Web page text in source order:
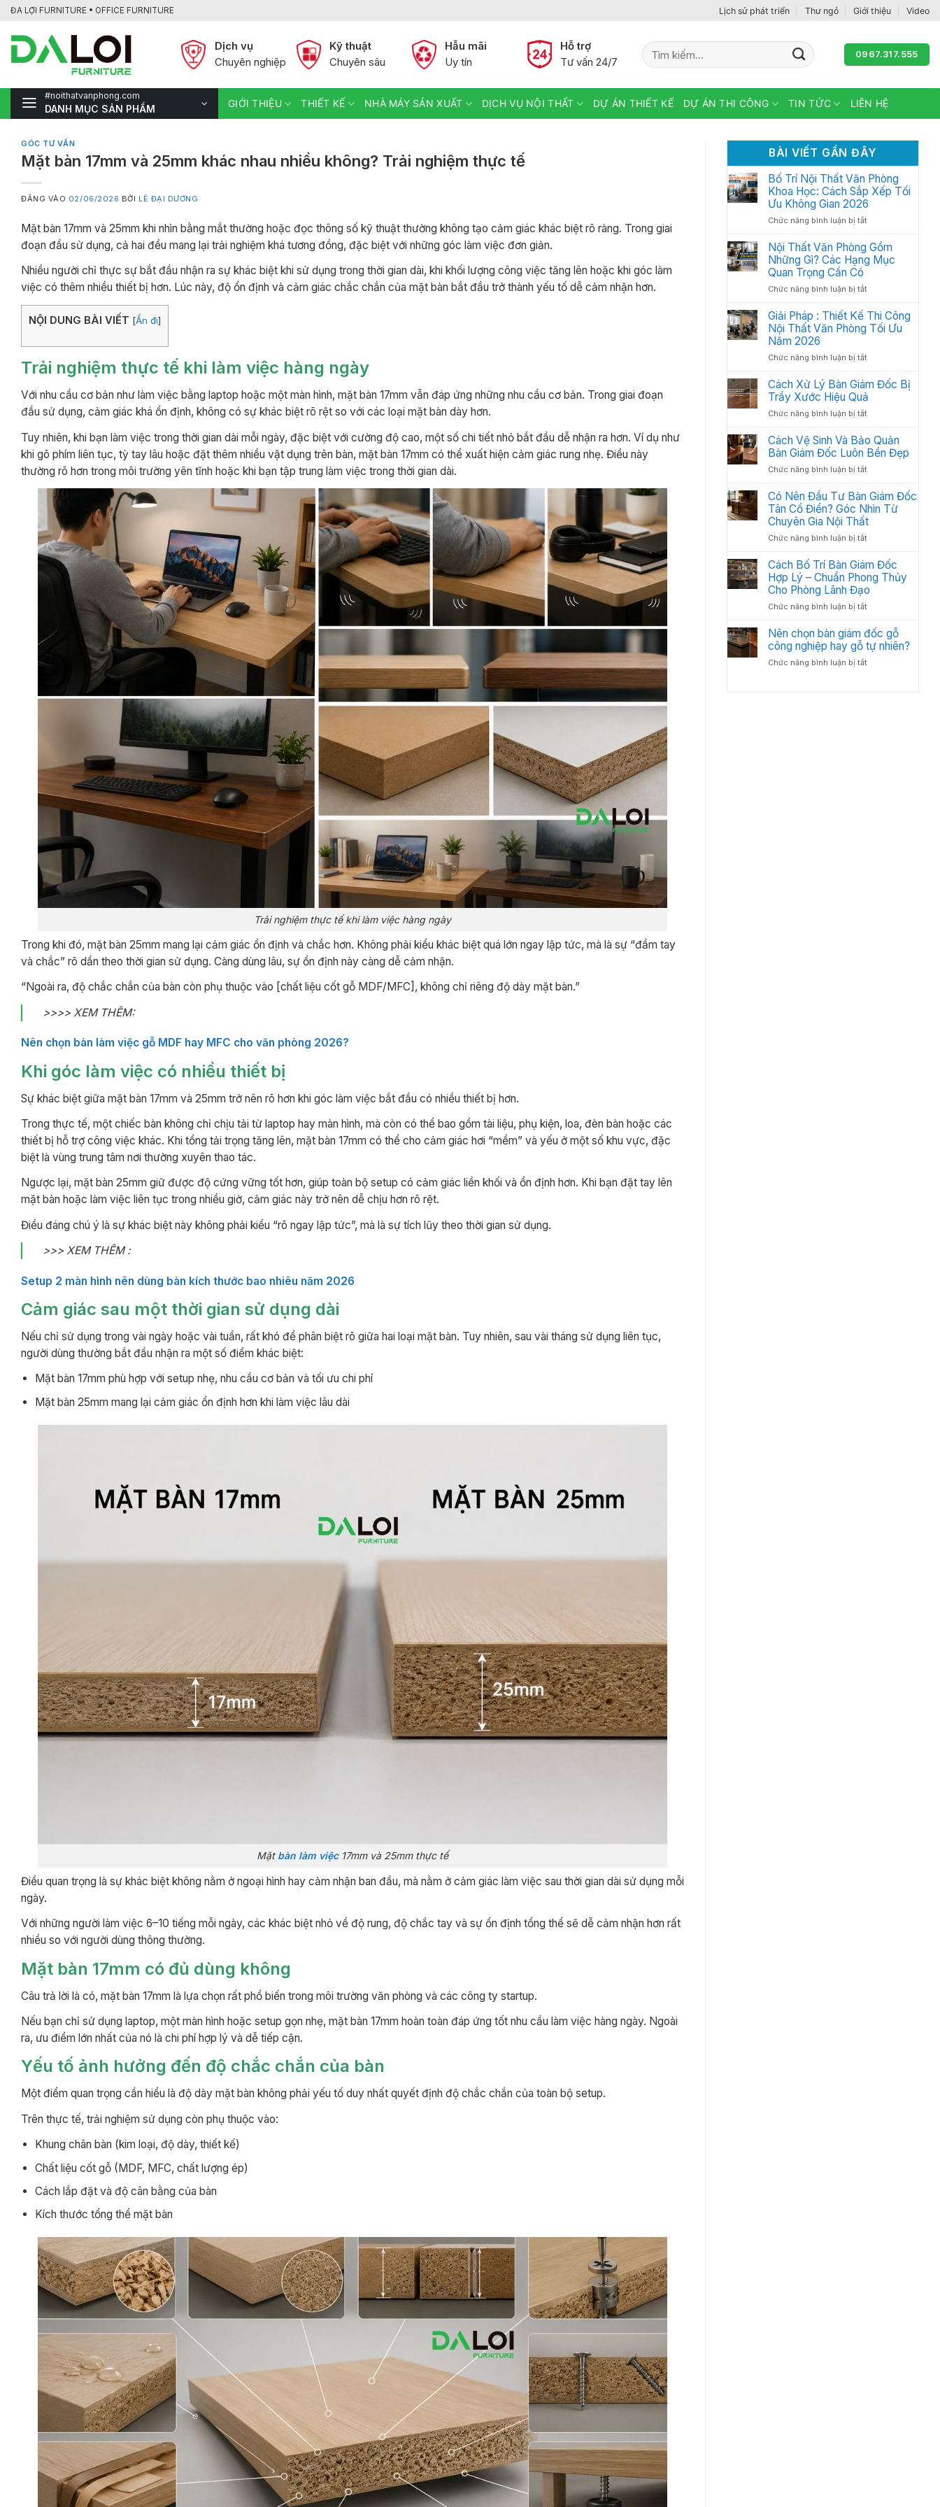
Bỏ
nội
dung
ĐA LỢI FURNITURE • OFFICE FURNITURE Lịch sử phát triển Thư ngỏ Giới thiệu Video
Dịch vụ
Chuyên nghiệp
Kỹ thuật
Chuyên sâu
Hẫu mãi
Uy tín
Hỗ trợ
Tư vấn 24/7
Tìm
kiếm:
0967.317.555
#noithatvanphong.com
DANH MỤC SẢN PHẨM GIỚI THIỆU THIẾT KẾ NHÀ MÁY SẢN XUẤT DỊCH VỤ NỘI THẤT DỰ ÁN THIẾT KẾ DỰ ÁN THI CÔNG TIN TỨC LIÊN HỆ
GÓC TƯ VẤN
Mặt bàn 17mm và 25mm khác nhau nhiều không? Trải nghiệm thực tế
ĐĂNG VÀO 02/06/2026 BỞI LÊ ĐẠI DƯƠNG
Mặt bàn 17mm và 25mm khi nhìn bằng mắt thường hoặc đọc thông số kỹ thuật thường không tạo cảm giác khác biệt rõ ràng. Trong giai
đoạn đầu sử dụng, cả hai đều mang lại trải nghiệm khá tương đồng, đặc biệt với những góc làm việc đơn giản.
Nhiều người chỉ thực sự bắt đầu nhận ra sự khác biệt khi sử dụng trong thời gian dài, khi khối lượng công việc tăng lên hoặc khi góc làm
việc có thêm nhiều thiết bị hơn. Lúc này, độ ổn định và cảm giác chắc chắn của mặt bàn bắt đầu trở thành yếu tố dễ cảm nhận hơn.
NỘI DUNG BÀI VIẾT [Ẩn đi]
Trải nghiệm thực tế khi làm việc hàng ngày
Với nhu cầu cơ bản như làm việc bằng laptop hoặc một màn hình, mặt bàn 17mm vẫn đáp ứng những nhu cầu cơ bản. Trong giai đoạn
đầu sử dụng, cảm giác khá ổn định, không có sự khác biệt rõ rệt so với các loại mặt bàn dày hơn.
Tuy nhiên, khi bạn làm việc trong thời gian dài mỗi ngày, đặc biệt với cường độ cao, một số chi tiết nhỏ bắt đầu dễ nhận ra hơn. Ví dụ như
khi gõ phím liên tục, tỳ tay lâu hoặc đặt thêm nhiều vật dụng trên bàn, mặt bàn 17mm có thể xuất hiện cảm giác rung nhẹ. Điều này
thường rõ hơn trong môi trường yên tĩnh hoặc khi bạn tập trung làm việc trong thời gian dài.
Trải nghiệm thực tế khi làm việc hàng ngày
Trong khi đó, mặt bàn 25mm mang lại cảm giác ổn định và chắc hơn. Không phải kiểu khác biệt quá lớn ngay lập tức, mà là sự “đầm tay
và chắc” rõ dần theo thời gian sử dụng. Càng dùng lâu, sự ổn định này càng dễ cảm nhận.
“Ngoài ra, độ chắc chắn của bàn còn phụ thuộc vào [chất liệu cốt gỗ MDF/MFC], không chỉ riêng độ dày mặt bàn.”
>>>> XEM THÊM:
Nên chọn bàn làm việc gỗ MDF hay MFC cho văn phòng 2026?
Khi góc làm việc có nhiều thiết bị
Sự khác biệt giữa mặt bàn 17mm và 25mm trở nên rõ hơn khi góc làm việc bắt đầu có nhiều thiết bị hơn.
Trong thực tế, một chiếc bàn không chỉ chịu tải từ laptop hay màn hình, mà còn có thể bao gồm tài liệu, phụ kiện, loa, đèn bàn hoặc các
thiết bị hỗ trợ công việc khác. Khi tổng tải trọng tăng lên, mặt bàn 17mm có thể cho cảm giác hơi “mềm” và yếu ở một số khu vực, đặc
biệt là vùng trung tâm nơi thường xuyên thao tác.
Ngược lại, mặt bàn 25mm giữ được độ cứng vững tốt hơn, giúp toàn bộ setup có cảm giác liền khối và ổn định hơn. Khi bạn đặt tay lên
mặt bàn hoặc làm việc liên tục trong nhiều giờ, cảm giác này trở nên dễ chịu hơn rõ rệt.
Điều đáng chú ý là sự khác biệt này không phải kiểu “rõ ngay lập tức”, mà là sự tích lũy theo thời gian sử dụng.
>>> XEM THÊM :
Setup 2 màn hình nên dùng bàn kích thước bao nhiêu năm 2026
Cảm giác sau một thời gian sử dụng dài
Nếu chỉ sử dụng trong vài ngày hoặc vài tuần, rất khó để phân biệt rõ giữa hai loại mặt bàn. Tuy nhiên, sau vài tháng sử dụng liên tục,
người dùng thường bắt đầu nhận ra một số điểm khác biệt:
Mặt bàn 17mm phù hợp với setup nhẹ, nhu cầu cơ bản và tối ưu chi phí
Mặt bàn 25mm mang lại cảm giác ổn định hơn khi làm việc lâu dài
Mặt bàn làm việc 17mm và 25mm thực tế
Điều quan trọng là sự khác biệt không nằm ở ngoại hình hay cảm nhận ban đầu, mà nằm ở cảm giác làm việc sau thời gian dài sử dụng mỗi
ngày.
Với những người làm việc 6–10 tiếng mỗi ngày, các khác biệt nhỏ về độ rung, độ chắc tay và sự ổn định tổng thể sẽ dễ cảm nhận hơn rất
nhiều so với người dùng thông thường.
Mặt bàn 17mm có đủ dùng không
Câu trả lời là có, mặt bàn 17mm là lựa chọn rất phổ biến trong môi trường văn phòng và các công ty startup.
Nếu bạn chỉ sử dụng laptop, một màn hình hoặc setup gọn nhẹ, mặt bàn 17mm hoàn toàn đáp ứng tốt nhu cầu làm việc hàng ngày. Ngoài
ra, ưu điểm lớn nhất của nó là chi phí hợp lý và dễ tiếp cận.
Yếu tố ảnh hưởng đến độ chắc chắn của bàn
Một điểm quan trọng cần hiểu là độ dày mặt bàn không phải yếu tố duy nhất quyết định độ chắc chắn của toàn bộ setup.
Trên thực tế, trải nghiệm sử dụng còn phụ thuộc vào:
Khung chân bàn (kim loại, độ dày, thiết kế)
Chất liệu cốt gỗ (MDF, MFC, chất lượng ép)
Cách lắp đặt và độ cân bằng của bàn
Kích thước tổng thể mặt bàn
BÀI VIẾT GẦN ĐÂY
Bố Trí Nội Thất Văn Phòng
Khoa Học: Cách Sắp Xếp Tối
Ưu Không Gian 2026
Chức năng bình luận bị tắtở
Trí
Nội
Thất
Phòng
Học:
Cách
Tối
Không
Gian
2026
Nội Thất Văn Phòng Gồm
Những Gì? Các Hạng Mục
Quan Trọng Cần Có
Chức năng bình luận bị tắtở
Thất
Văn
Phòng
Những
Các
Hạng
Quan
Cần
Có
Giải Pháp : Thiết Kế Thi Công
Nội Thất Văn Phòng Tối Ưu
Năm 2026
Chức năng bình luận bị tắtở
Pháp
Kế
Công
Nội
Tối
Ưu
Năm
2026
Cách Xử Lý Bàn Giám Đốc Bị
Trầy Xước Hiệu Quả
Chức năng bình luận bị tắtở
Xử
Lý
Bàn
Giám
Bị
Trầy
Xước
Quả
Cách Vệ Sinh Và Bảo Quản
Bàn Giám Đốc Luôn Bền Đẹp
Chức năng bình luận bị tắtở
Vệ
Sinh
Và
Bảo
Quản
Giám
Đốc
Luôn
Đẹp
Có Nên Đầu Tư Bàn Giám Đốc
Tân Cổ Điển? Góc Nhìn Từ
Chuyên Gia Nội Thất
Chức năng bình luận bị tắtở
Nên
Đầu
Tư
Bàn
Giám
Tân
Cổ
Góc
Từ
Cách Bố Trí Bàn Giám Đốc
Hợp Lý – Chuẩn Phong Thủy
Cho Phòng Lãnh Đạo
Chức năng bình luận bị tắtở
Bố
Trí
Bàn
Giám
Nên chọn bàn giám đốc gỗ
công nghiệp hay gỗ tự nhiên?
Chức năng bình luận bị tắtở